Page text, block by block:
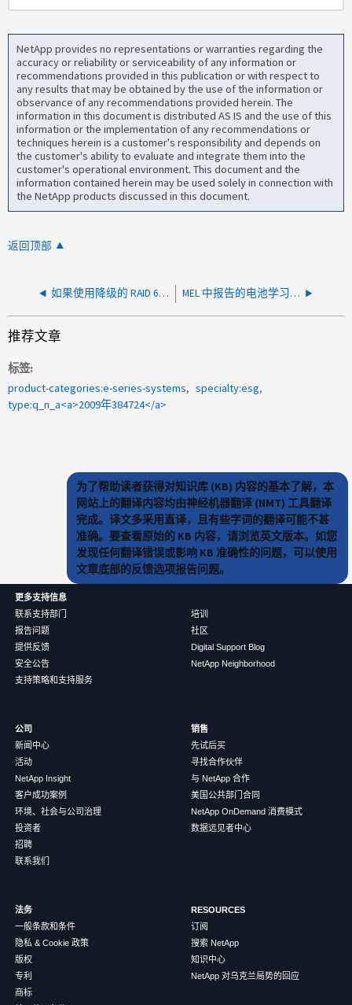
NetApp provides no representations or warranties regarding the
accuracy or reliability or serviceability of any information or
recommendations provided in this publication or with respect to
any results that may be obtained by the use of the information or
observance of any recommendations provided herein. The
information in this document is distributed AS IS and the use of this
information or the implementation of any recommendations or
techniques herein is a customer's responsibility and depends on
the customer's ability to evaluate and integrate them into the
customer's operational environment. This document and the
information contained herein may be used solely in connection with
the NetApp products discussed in this document.
返回顶部
如果使用降级的 RAID 6 或磁盘池卷发生意外的控制器重新启动，则可能会发生双控制器锁定 MEL 中报告的电池学习周期不完整
推荐文章
标签
product-categories:e-series-systems
specialty:esg
type:q_n_a<a>2009年384724</a>
为了帮助读者获得对知识库 (KB) 内容的基本了解，本
网站上的翻译内容均由神经机器翻译 (NMT) 工具翻译
完成。译文多采用直译，且有些字词的翻译可能不甚
准确。要查看原始的 KB 内容，请浏览英文版本。如您
发现任何翻译错误或影响 KB 准确性的问题，可以使用
文章底部的反馈选项报告问题。
更多支持信息
联系支持部门
报告问题
提供反馈
安全公告
支持策略和支持服务
培训
社区
Digital Support Blog
NetApp Neighborhood
公司
新闻中心
活动
NetApp Insight
客户成功案例
环境、社会与公司治理
投资者
招聘
联系我们
销售
先试后买
寻找合作伙伴
与 NetApp 合作
美国公共部门合同
NetApp OnDemand 消费模式
数据远见者中心
法务
一般条款和条件
隐私 & Cookie 政策
版权
专利
商标
RESOURCES
订阅
搜索 NetApp
知识中心
NetApp 对乌克兰局势的回应